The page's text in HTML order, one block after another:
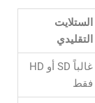
الستلايت
التقليدي
غالباً SD أو HD
فقط